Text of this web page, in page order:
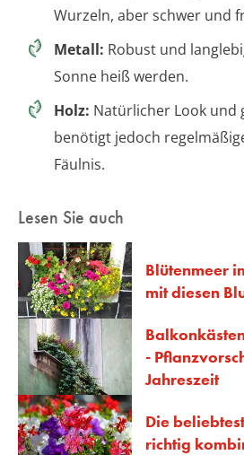
Wurzeln, aber schwer und
Metall: Robust und
Sonne heiß werden.
Holz: Natürlicher Look und
benötigt jedoch
Fäulnis.
Lesen Sie auch
Blütenmeer
mit diesen
-
Jahreszeit
Die
richtig